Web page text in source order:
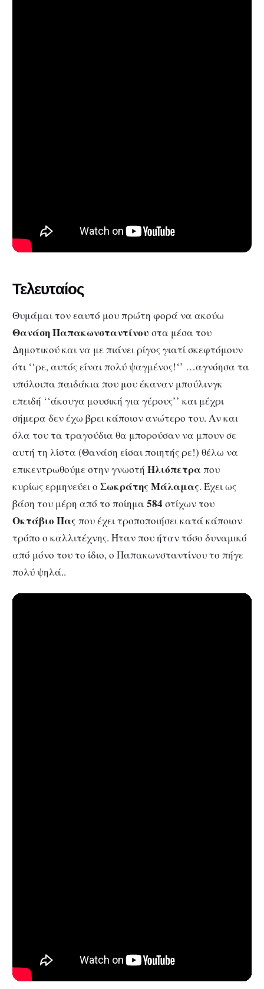
Τελευταίος
Θυμάμαι τον εαυτό μου πρώτη φορά να ακούω
Θανάση Παπακωνσταντίνου στα μέσα του
Δημοτικού και να με πιάνει ρίγος γιατί σκεφτόμουν
ότι ‘‘ρε, αυτός είναι πολύ ψαγμένος!‘’ …αγνόησα τα
υπόλοιπα παιδάκια που μου έκαναν μπούλινγκ
επειδή ‘‘άκουγα μουσική για γέρους’’ και μέχρι
σήμερα δεν έχω βρει κάποιον ανώτερο του. Αν και
όλα του τα τραγούδια θα μπορούσαν να μπουν σε
αυτή τη λίστα (Θανάση είσαι ποιητής ρε!) θέλω να
επικεντρωθούμε στην γνωστή Ηλιόπετραπου
κυρίως ερμηνεύει ο Σωκράτης Μάλαμας. Έχει ως
βάση του μέρη από το ποίημα 584 στίχων του
Οκτάβιο Πας που έχει τροποποιήσει κατά κάποιον
τρόπο ο καλλιτέχνης. Ήταν που ήταν τόσο δυναμικό
από μόνο του το ίδιο, ο Παπακωνσταντίνου το πήγε
πολύ ψηλά..